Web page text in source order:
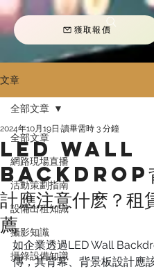
獲取報價
文章
全部文章
網路現場直播
活動策劃指南
設備出租知識
攝影知識
攝錄設備知識
全部文章
LED Wall
Backdrop背
計應注意什麽？租
薦
2024年10月19日 讀畢需時 3 分鐘
如企業透過LED Wall
傳，其背幕、背景板設計應